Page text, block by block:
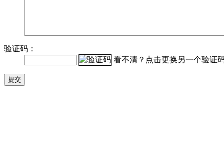
验证码：
看不清？点击更换另一个验证